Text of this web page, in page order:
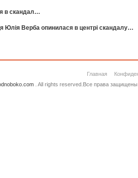
в скандал…
Юлія Верба опинилася в центрі скандалу…
Главная
. All rights reserved.Все права защищены.